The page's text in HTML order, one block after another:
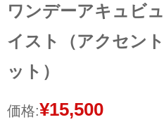
ワンデーアキュビ
イスト（アクセン
ット）
価格:¥15,500